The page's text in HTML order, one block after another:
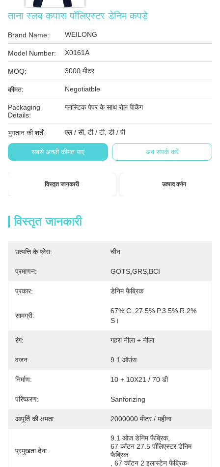
ताना स्लब कपास पॉलिएस्टर डेनिम कपड़े
Brand Name: WEILONG
Model Number: X0161A
MOQ: 3000 मीटर
कीमत: Negotiatble
Packaging
Details:
प्लास्टिक पेपर के साथ रोल पैकिंग
भुगतान की शर्तें: एल / सी, टी / टी, डी / पी
सबसे अच्छी कीमत पाएं अब संपर्क करें
विस्तृत जानकारी उत्पाद वर्णन
विस्तृत जानकारी
उत्पत्ति के प्लेस: चीन
प्रमाणन: GOTS,GRS,BCI
प्रकार: डेनिम फैब्रिक
सामग्री:
67% C. 27.5% P.3.5% R.2%
S।
रंग: गहरा नीला + नीला
वजन: 9.1 ऑउंस
निर्माण: 10 + 10X21 / 70 डी
परिष्करण: Sanforizing
आपूर्ति की क्षमता: 2000000 मीटर / महीना
प्रमुखता देना:
9.1 ओज डेनिम फैब्रिक,
67 कॉटन 27.5 पॉलिएस्टर डेनिम
फैब्रिक
67 कॉटन 2 इलास्टेन फैब्रिक